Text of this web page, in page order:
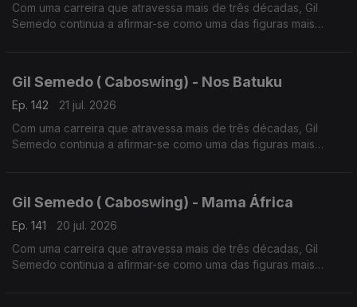
Com uma carreira que atravessa mais de três décadas, Gil
Semedo continua a afirmar-se como uma das figuras mais
Gil Semedo ( Caboswing) - Nos Batuku
Ep. 142
21 jul. 2026
Com uma carreira que atravessa mais de três décadas, Gil
Semedo continua a afirmar-se como uma das figuras mais
Gil Semedo ( Caboswing) - Mama África
Ep. 141
20 jul. 2026
Com uma carreira que atravessa mais de três décadas, Gil
Semedo continua a afirmar-se como uma das figuras mais